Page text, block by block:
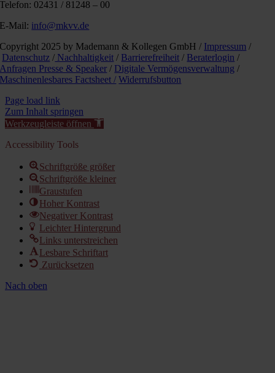
Telefon: 02431 / 81248 – 00
E-Mail: info@mkvv.de
Copyright 2025 by Mademann & Kollegen GmbH / Impressum /
Datenschutz / Nachhaltigkeit / Barrierefreiheit / Beraterlogin /
Anfragen Presse & Speaker / Digitale Vermögensverwaltung /
Maschinenlesbares Factsheet / Widerrufsbutton
Page load link
Zum Inhalt springen
Werkzeugleiste öffnen
Accessibility Tools
Schriftgröße größer
Schriftgröße kleiner
Graustufen
Hoher Kontrast
Negativer Kontrast
Leichter Hintergrund
Links unterstreichen
Lesbare Schriftart
Zurücksetzen
Nach oben